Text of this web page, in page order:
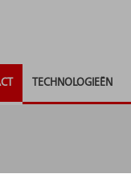
TECHNOLOGIEËN